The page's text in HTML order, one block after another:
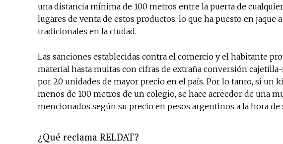
una distancia mínima de 100 metros entre la puerta de
lugares de venta de estos productos, lo que ha puesto en jaque
tradicionales en la ciudad.
Las sanciones establecidas contra el comercio y el habitante
material hasta multas con cifras de extraña conversión
por 20 unidades de mayor precio en el país. Por lo tanto, si un
menos de 100 metros de un colegio, se hace acreedor de una
mencionados según su precio en pesos argentinos a la hora de
¿Qué reclama RELDAT?